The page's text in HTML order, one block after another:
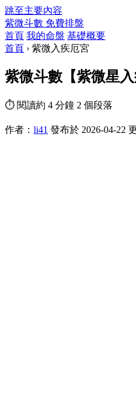
跳至主要內容
紫微斗數 免費排盤
首頁 我的命盤 基礎概要
首頁 › 紫微入疾厄宮
紫微斗數【紫微星
⏱ 閱讀約 4 分鐘 2 個段落
作者： li41 發布於 2026-04-22